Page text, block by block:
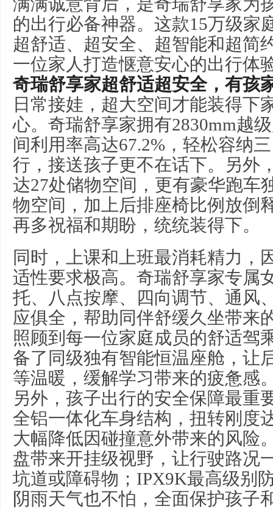
的出行必备神器。这款15万级家
超舒适、超安全、超智能和超简
一位家人打造惬意安心的出行体
奇瑞舒享家超舒适超安全，有孩
日常接娃，超大空间才能装得下
心。奇瑞舒享家拥有2830mm越
间利用率高达67.2%，轻松容纳
行，接送孩子更不在话下。另外
达27处储物空间，更有豪华跑车
物空间，加上后排座椅比例放倒
再多祝福和期盼，统统装得下。
同时，上课和上班最消耗精力，
适性要求极高。奇瑞舒享家专属
托、八点按摩、四向调节、通风
应俱全，帮助同伴舒缓久坐带来
照顾到每一位家庭成员的舒适驾
备了同级独有智能恒温座舱，让
等温暖，缓解学习带来的疲惫感
另外，孩子出行的安全保障最重
全铝一体化车身结构，扭转刚度
大幅降低因碰撞意外带来的风险
盘带来开挂级视野，让行驶路况
坑道或障碍物；IPX9K最高级别
阴雨天气也不怕，全面保护孩子